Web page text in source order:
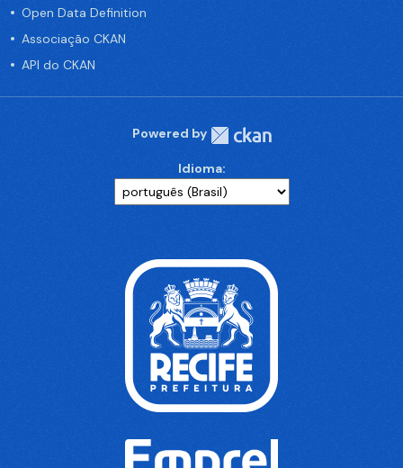
Open Data Definition
Associação CKAN
API do CKAN
Powered by
Idioma